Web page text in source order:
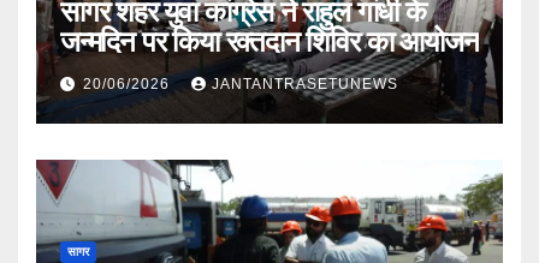
सागर शहर युवा कांग्रेस ने राहुल गांधी के
जन्मदिन पर किया रक्तदान शिविर का आयोजन
20/06/2026 JANTANTRASETUNEWS
सागर